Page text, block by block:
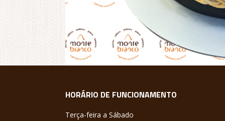
HORÁRIO DE FUNCIONAMENTO
Terça-feira a Sábado